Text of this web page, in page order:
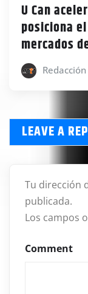
U Can
posiciona
mercados
LEAVE A
Tu dirección
publicada.
Los campos
Comment